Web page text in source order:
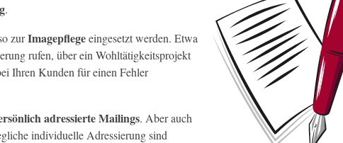
.
zurImagepflegeeingesetzt werden. Etwa
rufen, über ein Wohltätigkeitsprojekt
Ihren Kunden für einen Fehler
adressierte Mailings. Aber auch
individuelle Adressierung sind